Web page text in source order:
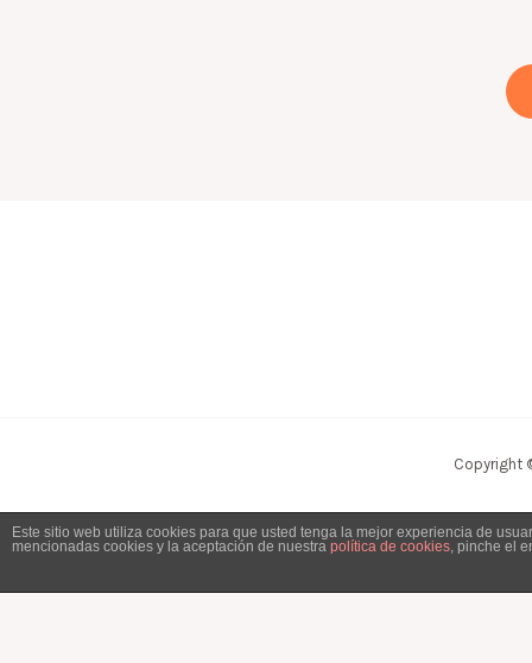
Copyright
Este sitio web utiliza cookies para que usted tenga la mejor experiencia de
mencionadas cookies y la aceptación de nuestra política de cookies, pinche el